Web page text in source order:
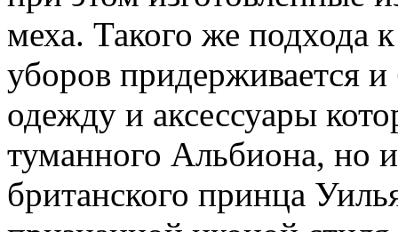
меха. Такого же подхода
уборов придерживается
одежду и аксессуары
туманного Альбиона, но
британского принца